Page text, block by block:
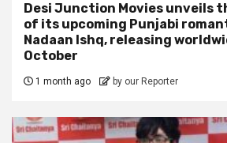
Desi Junction Movies unveils
of its upcoming Punjabi
Nadaan Ishq, releasing
October
1 month ago by our Reporter